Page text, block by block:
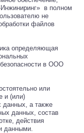
в полном
не
файлов
определяющая
в ООО
или
и (или)
данных, а также
данных, состав
действия
данными.